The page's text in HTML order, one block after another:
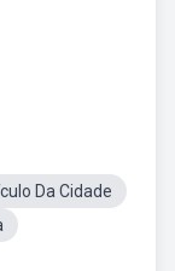
Da Cidade